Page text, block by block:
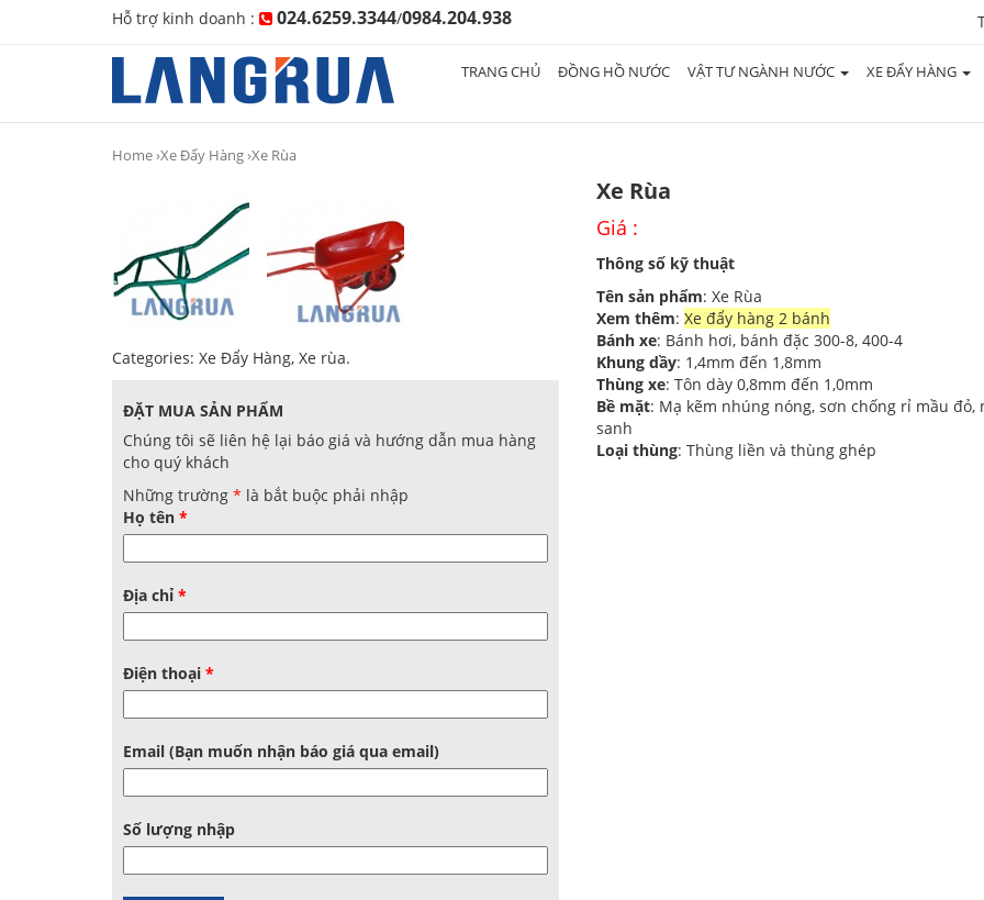
Hỗ trợ kinh doanh : 024.6259.3344/0984.204.938
TRANG CHỦ ĐỒNG HỒ NƯỚC VẬT TƯ NGÀNH NƯỚC XE ĐẨY HÀNG
Home›Xe Đẩy Hàng›Xe Rùa
Categories: Xe Đẩy Hàng, Xe rùa.
ĐẶT MUA SẢN PHẨM
Chúng tôi sẽ liên hệ lại báo giá và hướng dẫn mua hàng
cho quý khách
Những trường * là bắt buộc phải nhập
Họ tên *
Địa chỉ *
Điện thoại *
Email (Bạn muốn nhận báo giá qua email)
Số lượng nhập
Xe Rùa
Giá :
Thông số kỹ thuật
Tên sản phẩm: Xe Rùa
Xem thêm: Xe đẩy hàng 2 bánh
Bánh xe: Bánh hơi, bánh đặc 300-8, 400-4
Khung dầy: 1,4mm đến 1,8mm
Thùng xe: Tôn dày 0,8mm đến 1,0mm
Bề mặt: Mạ kẽm nhúng nóng, sơn chống rỉ mầu đỏ,
sanh
Loại thùng: Thùng liền và thùng ghép